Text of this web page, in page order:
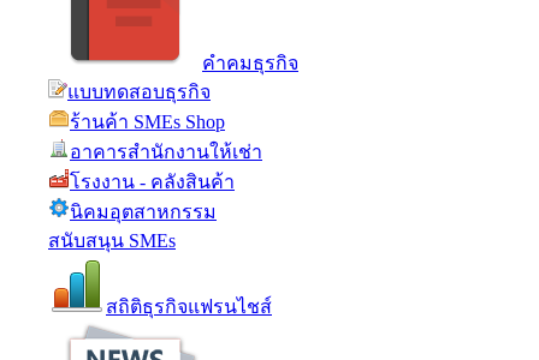
คำคมธุรกิจ
แบบทดสอบธุรกิจ
ร้านค้า SMEs Shop
อาคารสำนักงานให้เช่า
โรงงาน - คลังสินค้า
นิคมอุตสาหกรรม
สนับสนุน SMEs
สถิติธุรกิจแฟรนไชส์